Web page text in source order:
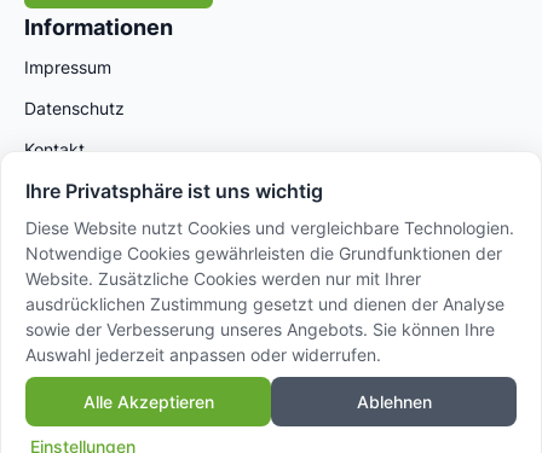
Informationen
Impressum
Datenschutz
Kontakt
© 2025 AVANSA International GmbH – Powered by
Sidora AG
Ihre Privatsphäre ist uns wichtig
Diese Website nutzt Cookies und vergleichbare Technologien.
Notwendige Cookies gewährleisten die Grundfunktionen der
Website. Zusätzliche Cookies werden nur mit Ihrer
ausdrücklichen Zustimmung gesetzt und dienen der Analyse
sowie der Verbesserung unseres Angebots. Sie können Ihre
Auswahl jederzeit anpassen oder widerrufen.
Alle Akzeptieren Ablehnen
Einstellungen